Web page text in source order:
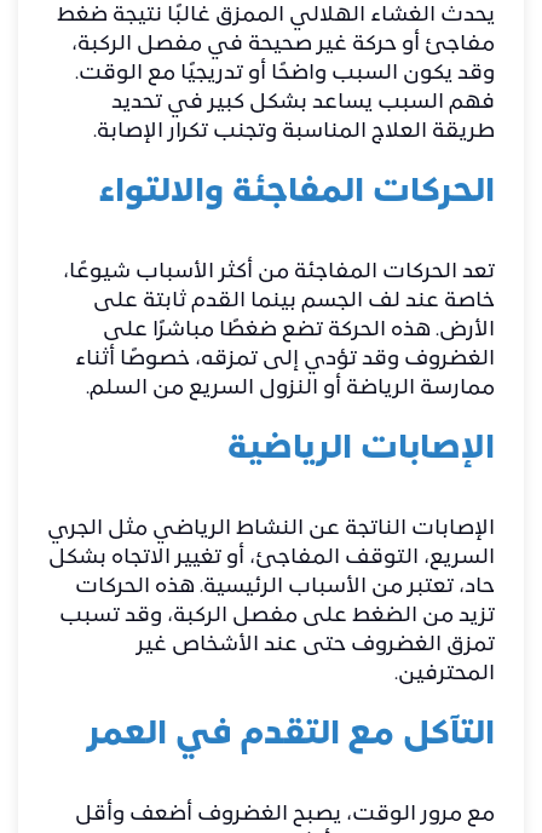
يحدث الغشاء الهلالي الممزق غالبًا نتيجة ضغط
مفاجئ أو حركة غير صحيحة في مفصل الركبة،
وقد يكون السبب واضحًا أو تدريجيًا مع الوقت.
فهم السبب يساعد بشكل كبير في تحديد
طريقة العلاج المناسبة وتجنب تكرار الإصابة.
الحركات المفاجئة والالتواء
تعد الحركات المفاجئة من أكثر الأسباب شيوعًا،
خاصة عند لف الجسم بينما القدم ثابتة على
الأرض. هذه الحركة تضع ضغطًا مباشرًا على
الغضروف وقد تؤدي إلى تمزقه، خصوصًا أثناء
ممارسة الرياضة أو النزول السريع من السلم.
الإصابات الرياضية
الإصابات الناتجة عن النشاط الرياضي مثل الجري
السريع، التوقف المفاجئ، أو تغيير الاتجاه بشكل
حاد، تعتبر من الأسباب الرئيسية. هذه الحركات
تزيد من الضغط على مفصل الركبة، وقد تسبب
تمزق الغضروف حتى عند الأشخاص غير
المحترفين.
التآكل مع التقدم في العمر
مع مرور الوقت، يصبح الغضروف أضعف وأقل